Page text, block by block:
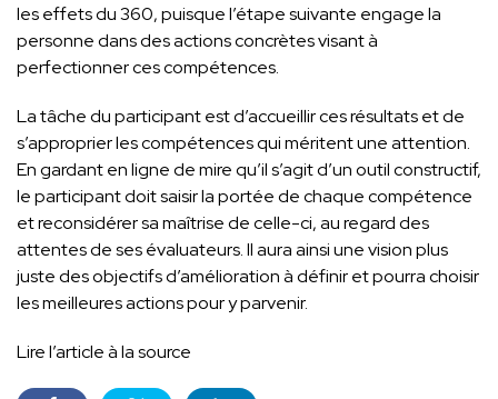
les effets du 360, puisque l’étape suivante engage la
personne dans des actions concrètes visant à
perfectionner ces compétences.
La tâche du participant est d’accueillir ces résultats et de
s’approprier les compétences qui méritent une attention.
En gardant en ligne de mire qu’il s’agit d’un outil constructif,
le participant doit saisir la portée de chaque compétence
et reconsidérer sa maîtrise de celle-ci, au regard des
attentes de ses évaluateurs. Il aura ainsi une vision plus
juste des objectifs d’amélioration à définir et pourra choisir
les meilleures actions pour y parvenir.
Lire l’article àla source